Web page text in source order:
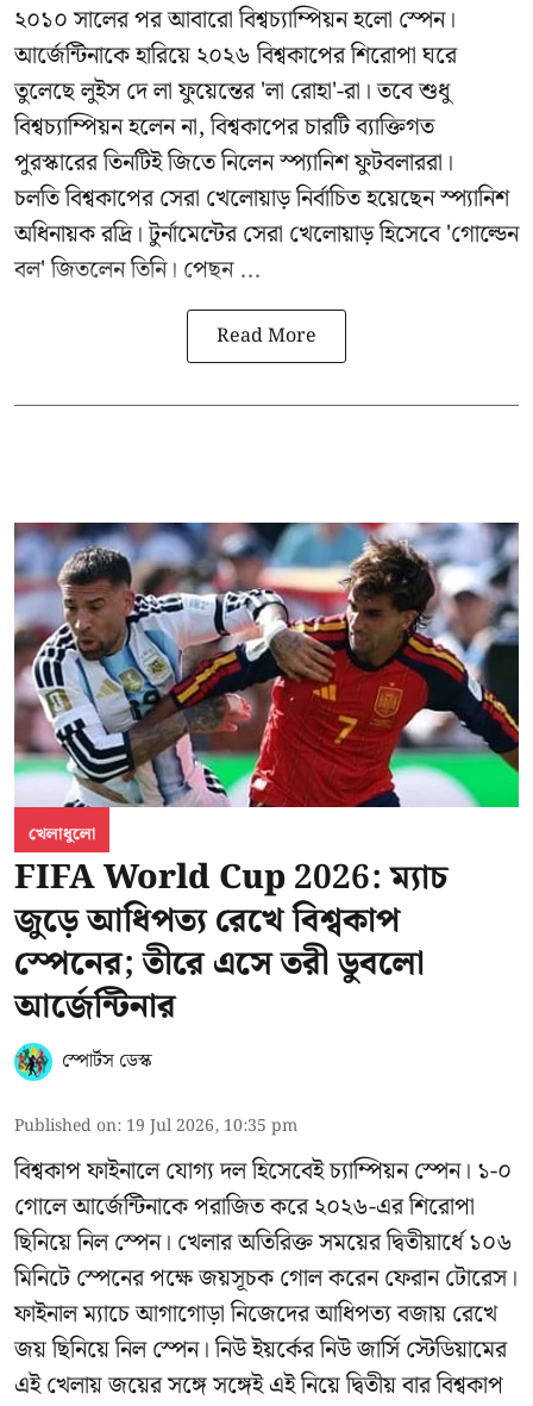
২০১০ সালের পর আবারো বিশ্বচ্যাম্পিয়ন হলো স্পেন।
আর্জেন্টিনাকে হারিয়ে ২০২৬ বিশ্বকাপের শিরোপা ঘরে
তুলেছে লুইস দে লা ফুয়েন্তের 'লা রোহা'-রা। তবে শুধু
বিশ্বচ্যাম্পিয়ন হলেন না, বিশ্বকাপের চারটি ব্যাক্তিগত
পুরস্কারের তিনটিই জিতে নিলেন স্প্যানিশ ফুটবলাররা।
চলতি বিশ্বকাপের সেরা খেলোয়াড় নির্বাচিত হয়েছেন স্প্যানিশ
অধিনায়ক রদ্রি। টুর্নামেন্টের সেরা খেলোয়াড় হিসেবে 'গোল্ডেন
বল' জিতলেন তিনি। পেছন ...
Read More
খেলাধুলো
FIFA World Cup 2026: ম্যাচ
জুড়ে আধিপত্য রেখে বিশ্বকাপ
স্পেনের; তীরে এসে তরী ডুবলো
আর্জেন্টিনার
স্পোর্টস ডেস্ক
Published on: 19 Jul 2026, 10:35 pm
বিশ্বকাপ ফাইনালে যোগ্য দল হিসেবেই চ্যাম্পিয়ন স্পেন। ১-০
গোলে আর্জেন্টিনাকে পরাজিত করে ২০২৬-এর শিরোপা
ছিনিয়ে নিল স্পেন। খেলার অতিরিক্ত সময়ের দ্বিতীয়ার্ধে ১০৬
মিনিটে স্পেনের পক্ষে জয়সূচক গোল করেন ফেরান টোরেস।
ফাইনাল ম্যাচে আগাগোড়া নিজেদের আধিপত্য বজায় রেখে
জয় ছিনিয়ে নিল স্পেন। নিউ ইয়র্কের নিউ জার্সি স্টেডিয়ামের
এই খেলায় জয়ের সঙ্গে সঙ্গেই এই নিয়ে দ্বিতীয় বার বিশ্বকাপ